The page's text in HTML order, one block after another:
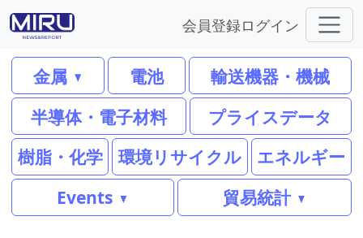
会員登録ログイン
金属 電池
輸送機器・機械
半導体・電子材料
プライスデータ
樹脂・化学
環境リサイクル
エネルギー
Events
貿易統計